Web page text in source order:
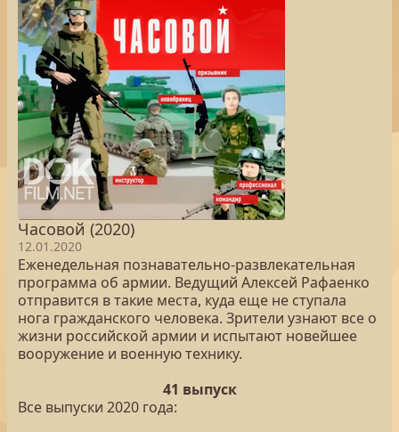
Часовой (2020)
12.01.2020
Еженедельная познавательно-развлекательная
программа об армии. Ведущий Алексей Рафаенко
отправится в такие места, куда еще не ступала
нога гражданского человека. Зрители узнают все о
жизни российской армии и испытают новейшее
вооружение и военную технику.
41 выпуск
Все выпуски 2020 года: